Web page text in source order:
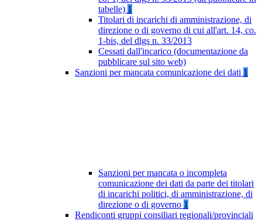
tabelle) 1
Titolari di incarichi di amministrazione, di
direzione o di governo di cui all'art. 14, co.
1-bis, del dlgs n. 33/2013
Cessati dall'incarico (documentazione da
pubblicare sul sito web)
Sanzioni per mancata comunicazione dei dati 1
Sanzioni per mancata o incompleta
comunicazione dei dati da parte dei titolari
di incarichi politici, di amministrazione, di
direzione o di governo 1
Rendiconti gruppi consiliari regionali/provinciali